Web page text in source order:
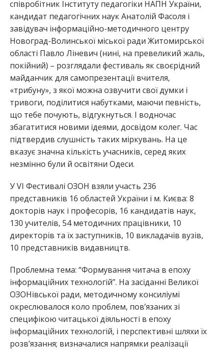
співробітник Інституту педагогіки НАПН України,
кандидат педагогічних наук Анатолій Фасоля і
завідувач інформаційно-методичного центру
Новоград-Волинської міської ради Житомирської
області Павло Ліневич (нині, на превеликий жаль,
покійний) – розглядали фестиваль як своєрідний
майданчик для самопрезентації вчителя,
«трибуну», з якої можна озвучити свої думки і
тривоги, поділитися набутками, маючи певність,
що тебе почують, відгукнуться. І водночас
збагатитися новими ідеями, досвідом колег. Час
підтвердив слушність таких міркувань. На це
вказує значна кількість учасників, серед яких
незмінно були й освітяни Одеси.
У VІ Фестивалі ОЗОН взяли участь 236
представників 16 областей України і м. Києва: 8
докторів наук і професорів, 16 кандидатів наук,
130 учителів, 54 методичних працівники, 10
директорів та їх заступників, 10 викладачів вузів,
10 представників видавництв.
Проблемна тема: “Формування читача в епоху
інформаційних технологій”. На засіданні Великої
ОЗОНівської ради, методичному консиліумі
окреслювалося коло проблем, пов’язаних зі
специфікою читацької діяльності в епоху
інформаційних технологій, і перспективні шляхи їх
розв’язання; визначалися напрямки реалізації